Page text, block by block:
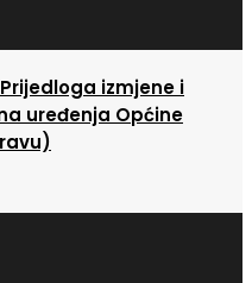
izmjene i
uređenja Općine